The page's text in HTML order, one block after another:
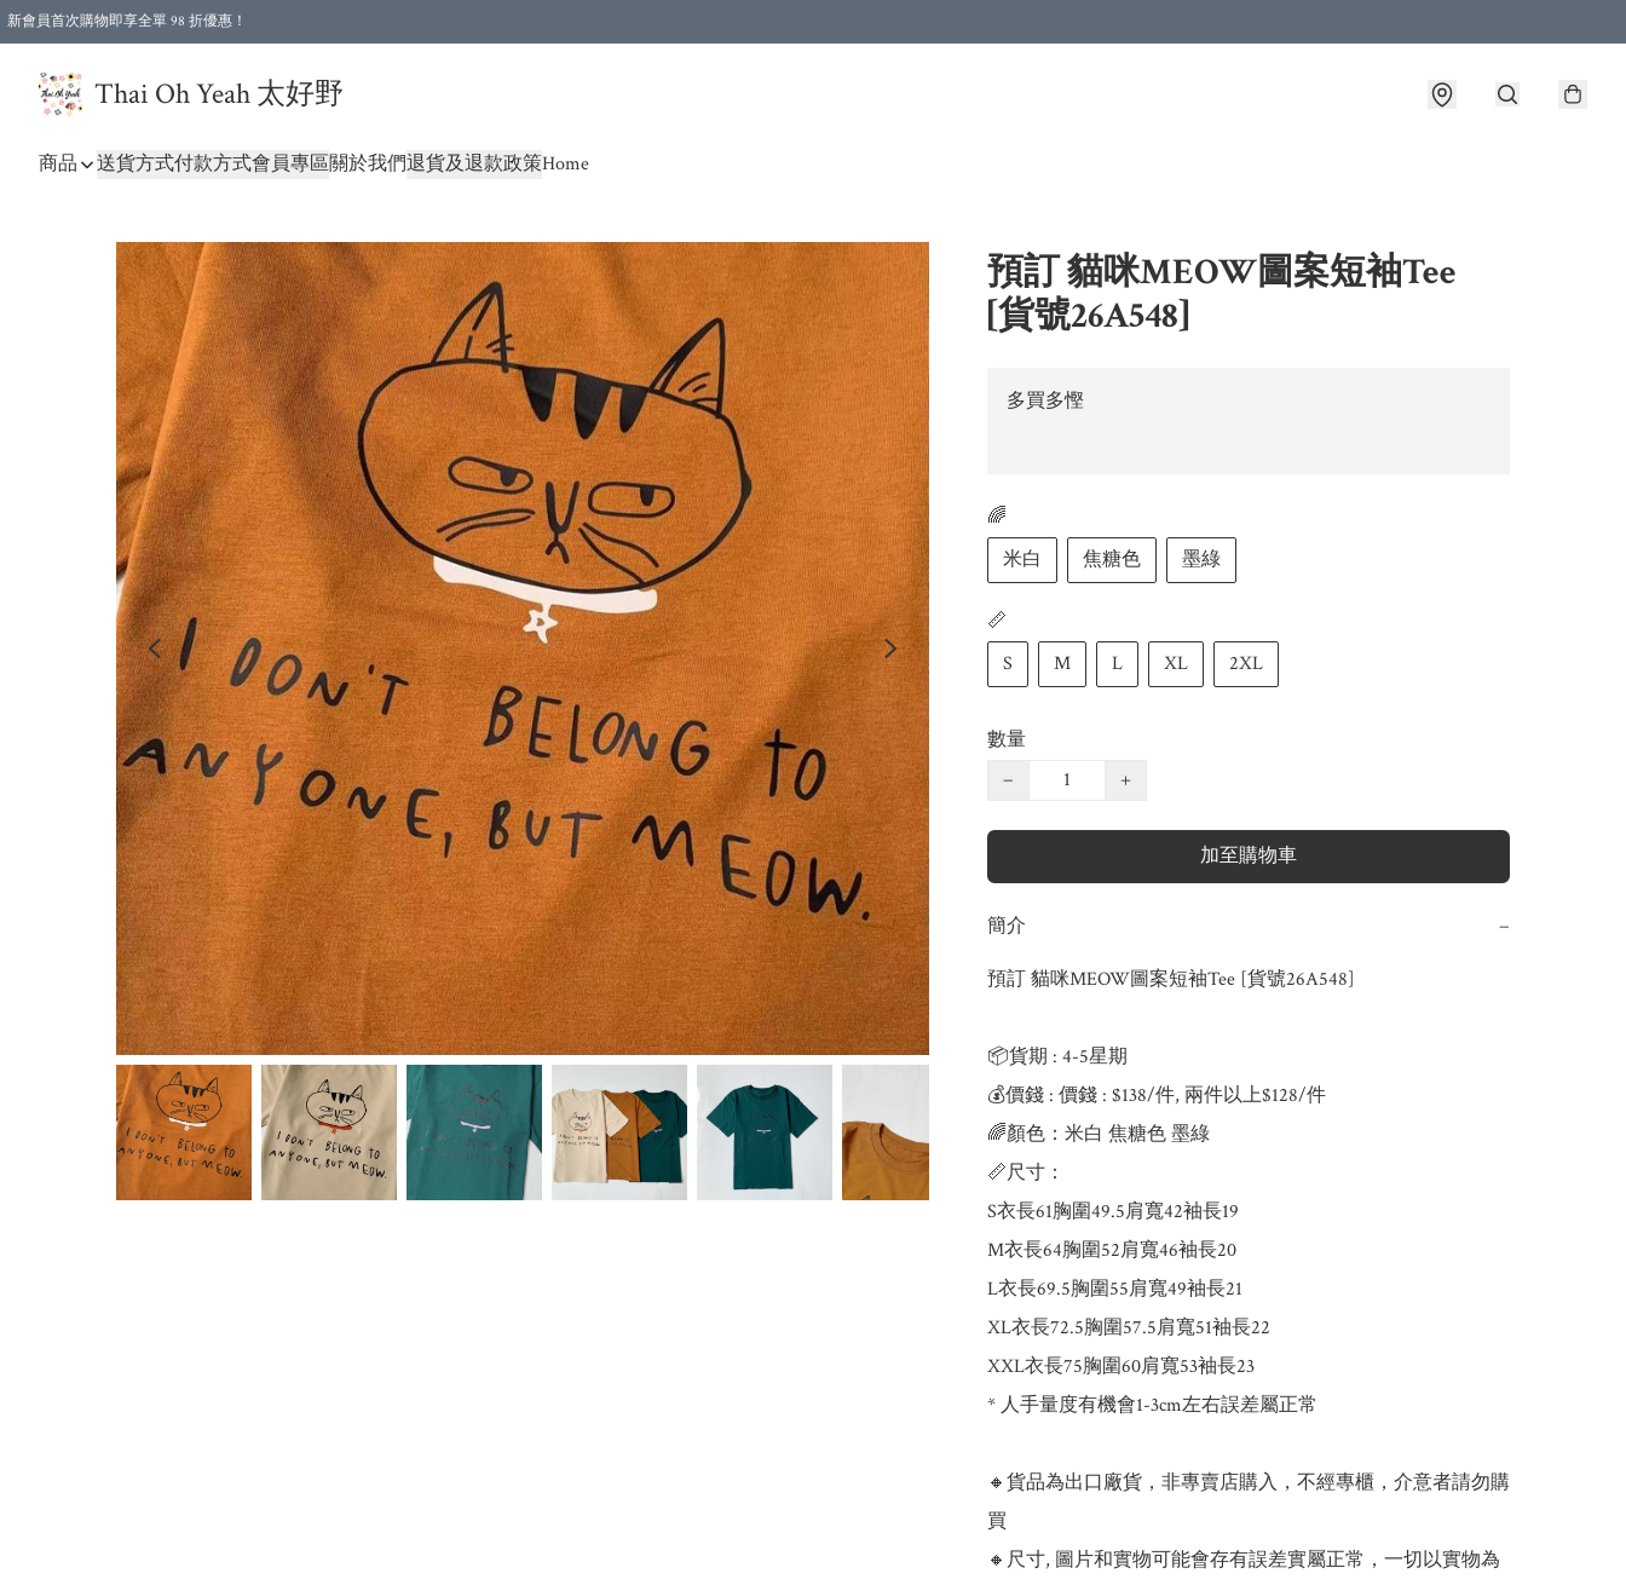
新會員首次購物即享全單 98 折優惠！
Thai Oh Yeah 太好野
商品 送貨方式付款方式會員專區關於我們退貨及退款政策Home
預訂 貓咪MEOW圖案短袖Tee
[貨號26A548]
多買多慳
🌈
米白
焦糖色 墨綠
📏
S
M L XL 2XL
數量
−
+
加至購物車
簡介 −
預訂 貓咪MEOW圖案短袖Tee [貨號26A548]
📦貨期 : 4-5星期
💰價錢 : 價錢 : $138/件, 兩件以上$128/件
🌈顏色：米白 焦糖色 墨綠
📏尺寸：
S衣長61胸圍49.5肩寬42袖長19
M衣長64胸圍52肩寬46袖長20
L衣長69.5胸圍55肩寬49袖長21
XL衣長72.5胸圍57.5肩寬51袖長22
XXL衣長75胸圍60肩寬53袖長23
* 人手量度有機會1-3cm左右誤差屬正常
🔸貨品為出口廠貨，非專賣店購入，不經專櫃，介意者請勿購
買
🔸尺寸, 圖片和實物可能會存有誤差實屬正常，一切以實物為